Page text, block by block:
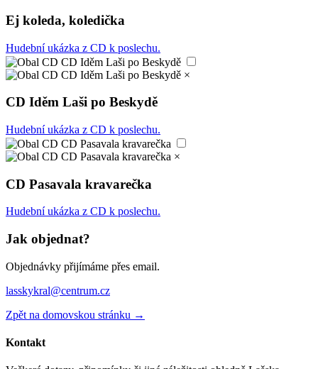
Ej koleda, koledička
Hudební ukázka z CD k poslechu.
×
CD Iděm Laši po Beskydě
Hudební ukázka z CD k poslechu.
×
CD Pasavala kravarečka
Hudební ukázka z CD k poslechu.
Jak objednat?
Objednávky přijímáme přes email.
lasskykral@centrum.cz
Zpět na domovskou stránku →
Kontakt